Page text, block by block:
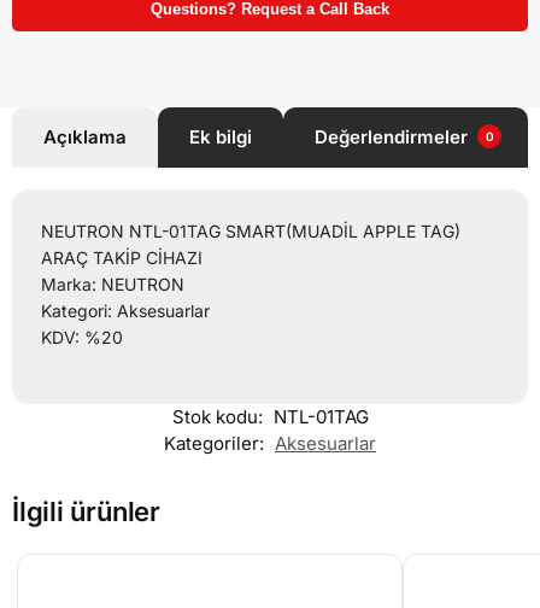
Questions? Request a Call Back
Açıklama Ek bilgi Değerlendirmeler 0
NEUTRON NTL-01TAG SMART(MUADİL APPLE TAG)
ARAÇ TAKİP CİHAZI
Marka: NEUTRON
Kategori: Aksesuarlar
KDV: %20
Stok kodu: NTL-01TAG
Kategoriler: Aksesuarlar
İlgili ürünler